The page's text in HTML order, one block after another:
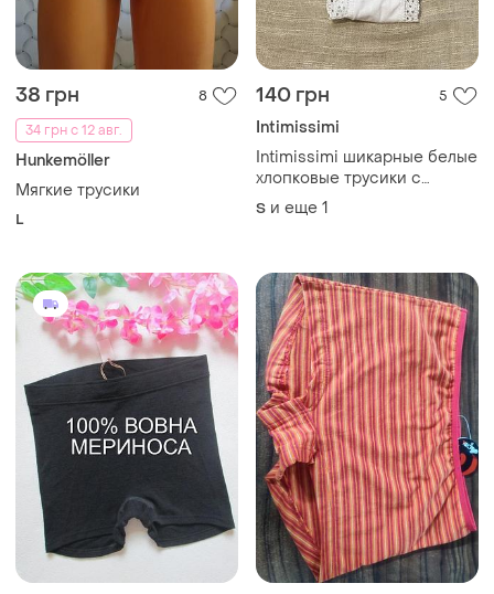
38 грн
8
34 грн с 12 авг.
Hunkemöller
Мягкие трусики
L
140 грн 5
Intimissimi
Intimissimi шикарные белые
хлопковые трусики с
прозрачной вставкой и
кружевом
S и еще 1